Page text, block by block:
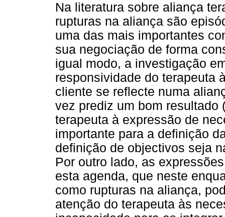
Na literatura sobre aliança
rupturas na aliança são
uma das mais importantes
sua negociação de forma
igual modo, a investigação
responsividade do terapeuta
cliente se reflecte numa
vez prediz um bom resultado
terapeuta à expressão de
importante para a definição
definição de objectivos seja
Por outro lado, as
esta agenda, que neste
como rupturas na aliança,
atenção do terapeuta às